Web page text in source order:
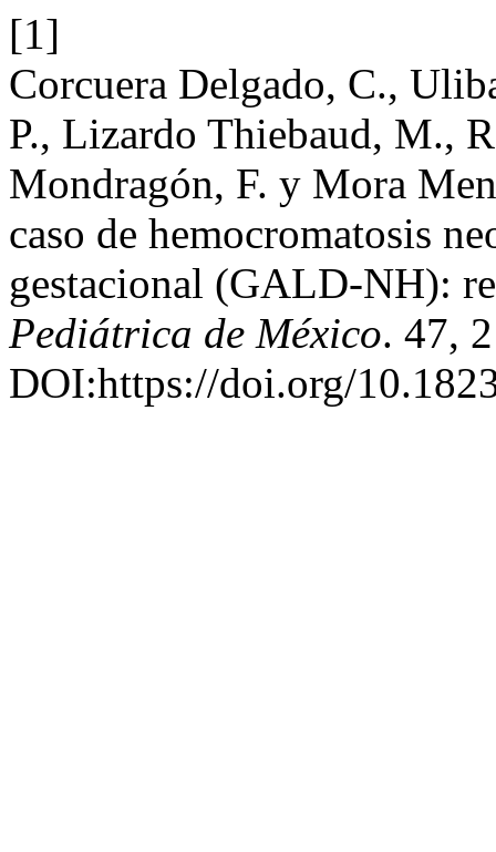
[1]
Corcuera Delgado, C.,
P., Lizardo Thiebaud, M.,
Mondragón, F. y Mora
caso de hemocromatosis
gestacional (GALD-NH):
Pediátrica de México. 47,
DOI:https://doi.org/